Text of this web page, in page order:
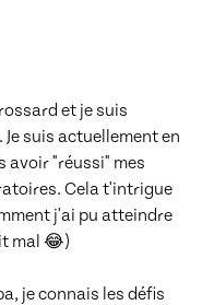
et je suis
suis actuellement en
avoir "réussi" mes
Cela t'intrigue
j'ai pu atteindre
mal 😂)
je connais les défis